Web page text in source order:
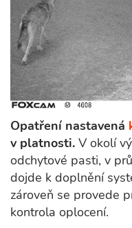
Opatření nastavená
v platnosti. V okolí
odchytové pasti, v
dojde k doplnění
zároveň se provede
kontrola oplocení.